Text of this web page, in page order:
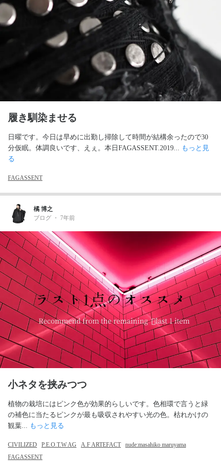
履き馴染ませる
日曜です。今日は早めに出勤し掃除して時間が結構余ったので30
分仮眠。体調良いです、えぇ。本日FAGASSENT.2019...
もっと見
る
FAGASSENT
橘 博之
ブログ ・ 7年前
小ネタを挟みつつ
植物の栽培にはピンク色が効果的らしいです。色相環で言うと緑
の補色に当たるピンクが最も吸収されやすい光の色。枯れかけの
観葉...
もっと見る
CIVILIZED P.E.O.T.W AG A.F ARTEFACT
nude:masahiko maruyama
FAGASSENT